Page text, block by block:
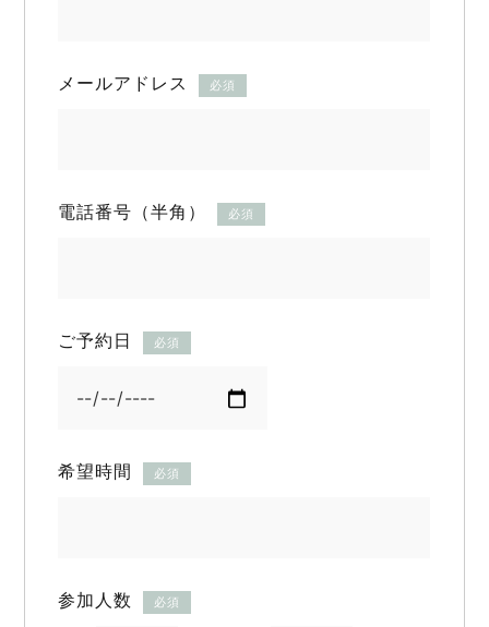
メールアドレス 必須
電話番号（半角） 必須
ご予約日 必須
希望時間 必須
参加人数 必須